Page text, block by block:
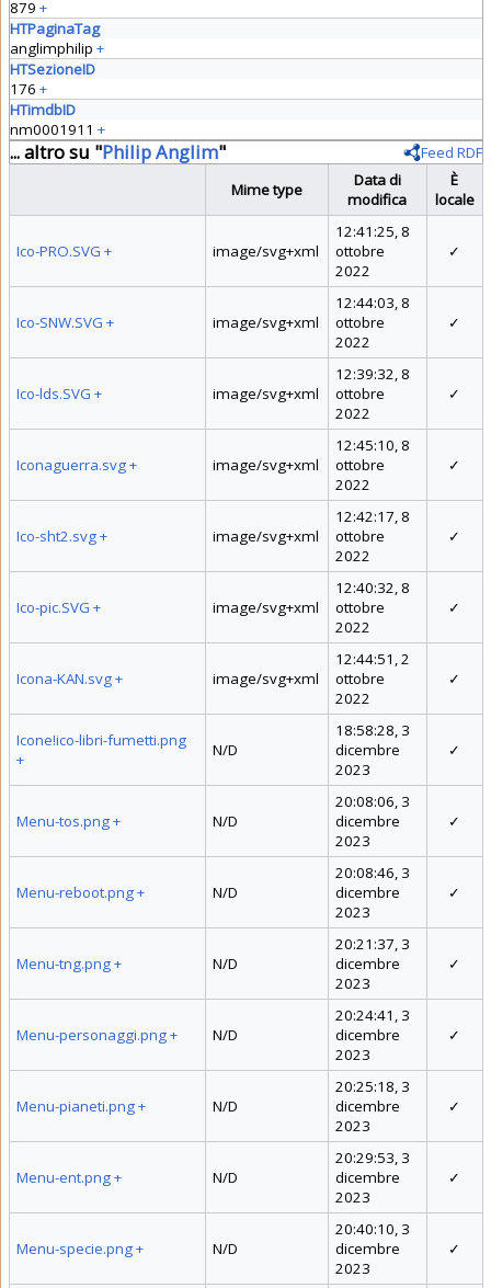
879 +
HTPaginaTag
anglimphilip +
HTSezioneID
176 +
HTimdbID
nm0001911 +
... altro su "Philip Anglim"
Feed RDF
Mime type
Data di
modifica
È
locale
Ico-PRO.SVG + image/svg+xml
12:41:25, 8
ottobre
2022
✓
Ico-SNW.SVG + image/svg+xml
12:44:03, 8
ottobre
2022
✓
Ico-lds.SVG + image/svg+xml
12:39:32, 8
ottobre
2022
✓
Iconaguerra.svg+ image/svg+xml
12:45:10, 8
ottobre
2022
✓
Ico-sht2.svg+ image/svg+xml
12:42:17, 8
ottobre
2022
✓
Ico-pic.SVG + image/svg+xml
12:40:32, 8
ottobre
2022
✓
Icona-KAN.svg+ image/svg+xml
12:44:51, 2
ottobre
2022
✓
Icone!ico-libri-fumetti.png
+
N/D
18:58:28, 3
dicembre
2023
✓
Menu-tos.png+ N/D
20:08:06, 3
dicembre
2023
✓
Menu-reboot.png+ N/D
20:08:46, 3
dicembre
2023
✓
Menu-tng.png+ N/D
20:21:37, 3
dicembre
2023
✓
Menu-personaggi.png+ N/D
20:24:41, 3
dicembre
2023
✓
Menu-pianeti.png+ N/D
20:25:18, 3
dicembre
2023
✓
Menu-ent.png+ N/D
20:29:53, 3
dicembre
2023
✓
Menu-specie.png+ N/D
20:40:10, 3
dicembre
2023
✓